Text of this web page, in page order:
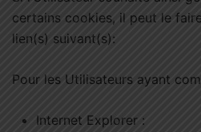
certains cookies, il peut le
lien(s) suivant(s):
Pour les Utilisateurs ayant
Internet Explorer :